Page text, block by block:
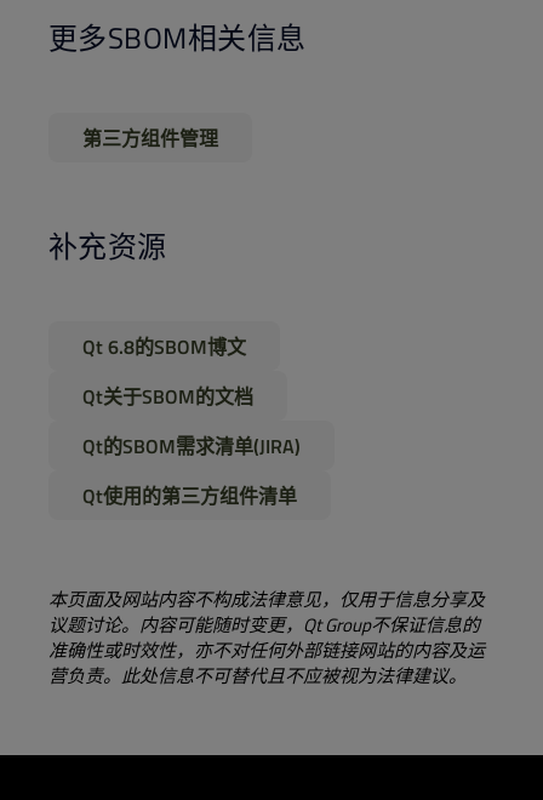
更多SBOM相关信息
第三方组件管理
补充资源
Qt 6.8的SBOM博文
Qt关于SBOM的文档
Qt的SBOM需求清单(JIRA)
Qt使用的第三方组件清单
本页面及网站内容不构成法律意见，仅用于信息分享及
议题讨论。内容可能随时变更，Qt Group不保证信息的
准确性或时效性，亦不对任何外部链接网站的内容及运
营负责。此处信息不可替代且不应被视为法律建议。